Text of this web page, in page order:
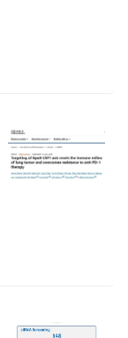
大学周文勇等团
宿主基因